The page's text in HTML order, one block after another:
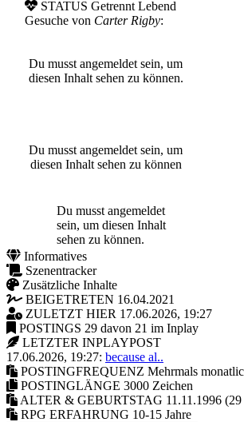
STATUS Getrennt Lebend
Gesuche von Carter Rigby:
Du musst angemeldet sein, um
diesen Inhalt sehen zu können.
Du musst angemeldet sein, um
diesen Inhalt sehen zu können
Du musst angemeldet
sein, um diesen Inhalt
sehen zu können.
Informatives
Szenentracker
Zusätzliche Inhalte
BEIGETRETEN 16.04.2021
ZULETZT HIER 17.06.2026, 19:27
POSTINGS 29 davon 21 im Inplay
LETZTER INPLAYPOST
17.06.2026, 19:27: because al..
POSTINGFREQUENZ Mehrmals
POSTINGLÄNGE 3000 Zeichen
ALTER & GEBURTSTAG 11.11.1996 (29
RPG ERFAHRUNG 10-15 Jahre